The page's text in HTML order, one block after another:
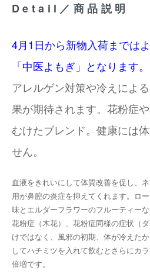
Detail／商品説明
4月1日から新物入荷までは
「中医よもぎ」となります。
アレルゲン対策や冷えによ
果が期待されます。花粉症
むけたブレンド。健康には
せん。
血液をきれいにして体質改善を促し、
用が鼻腔の炎症を抑えてくれます。ロ
味とエルダーフラワーのフルーティー
花粉症（木花）、花粉症同様の症状（
けではなく、風邪の初期、体が冷えた
してハチミツを入れて飲むとさらにカ
倍増です。